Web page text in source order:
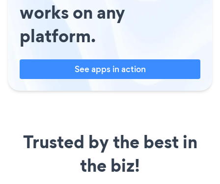
works on any
platform.
See apps in action
Trusted by the best in
the biz!